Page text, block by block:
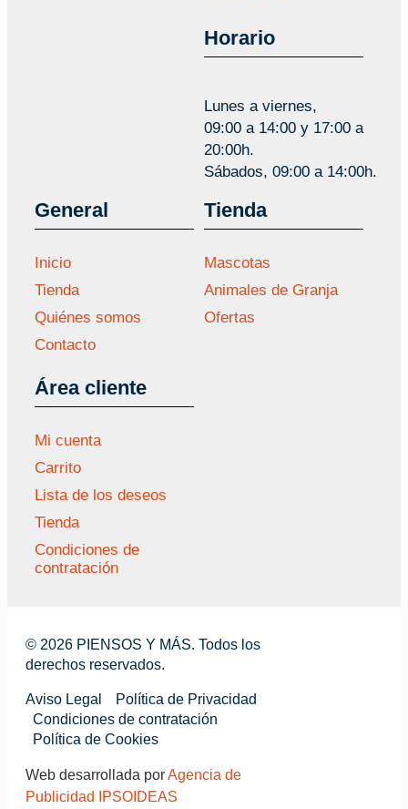
Horario
Lunes a viernes,
09:00 a 14:00 y 17:00 a
20:00h.
Sábados, 09:00 a 14:00h.
General
Inicio
Tienda
Quiénes somos
Contacto
Área cliente
Mi cuenta
Carrito
Lista de los deseos
Tienda
Condiciones de
contratación
Tienda
Mascotas
Animales de Granja
Ofertas
© 2026 PIENSOS Y MÁS. Todos los
derechos reservados.
Aviso Legal
Política de Privacidad
Condiciones de contratación
Política de Cookies
Web desarrollada porAgencia de
Publicidad IPSOIDEAS